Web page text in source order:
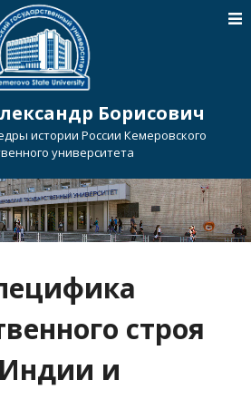
Борисович
истории России Кемеровского
университета
строя
и